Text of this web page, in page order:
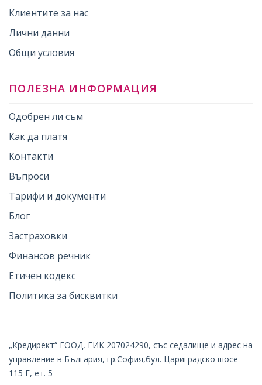
Клиентите за нас
Лични данни
Общи условия
ПОЛЕЗНА ИНФОРМАЦИЯ
Одобрен ли съм
Как да платя
Контакти
Въпроси
Тарифи и документи
Блог
Застраховки
Финансов речник
Етичен кодекс
Политика за бисквитки
„Кредирект“ ЕООД, ЕИК 207024290, със седалище и адрес на
управление в България, гр.София,бул. Цариградско шосе
115 Е, ет. 5